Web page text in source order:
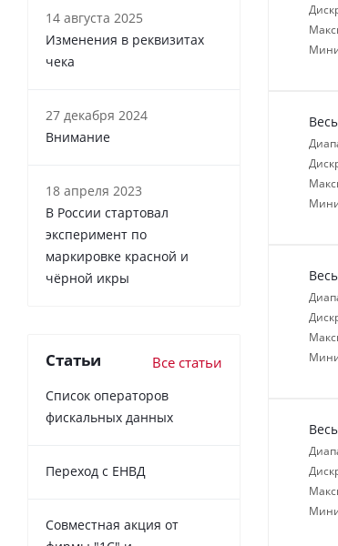
14 августа 2025
Изменения в реквизитах
чека
27 декабря 2024
Внимание
18 апреля 2023
В России cтартовал
эксперимент по
маркировке красной и
чёрной икры
Статьи Все статьи
Список операторов
фискальных данных
Переход с ЕНВД
Совместная акция от